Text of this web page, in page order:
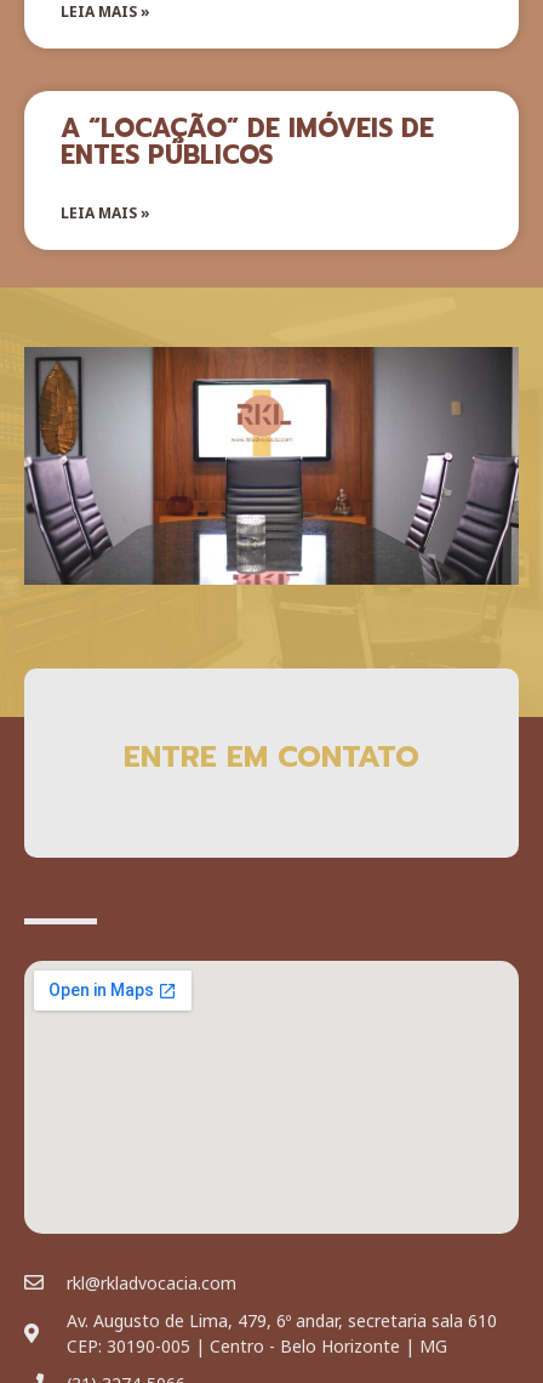
LEIA MAIS »
A “LOCAÇÃO” DE IMÓVEIS DE
ENTES PÚBLICOS
LEIA MAIS »
ENTRE EM CONTATO
rkl@rkladvocacia.com
Av. Augusto de Lima, 479, 6º andar, secretaria sala 610
CEP: 30190-005 | Centro - Belo Horizonte | MG